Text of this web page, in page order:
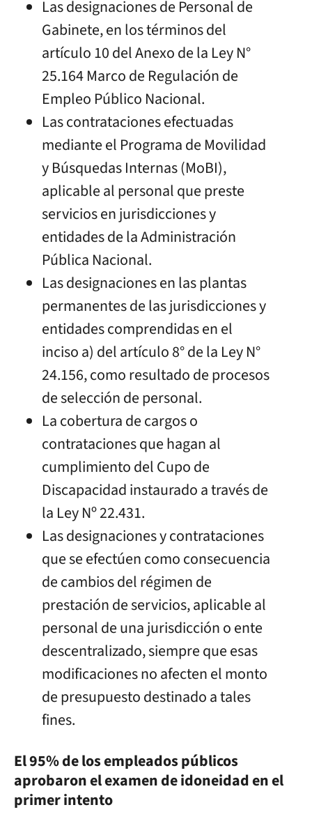
Las designaciones de Personal de
Gabinete, en los términos del
artículo 10 del Anexo de la Ley N°
25.164 Marco de Regulación de
Empleo Público Nacional.
Las contrataciones efectuadas
mediante el Programa de Movilidad
y Búsquedas Internas (MoBI),
aplicable al personal que preste
servicios en jurisdicciones y
entidades de la Administración
Pública Nacional.
Las designaciones en las plantas
permanentes de las jurisdicciones y
entidades comprendidas en el
inciso a) del artículo 8° de la Ley N°
24.156, como resultado de procesos
de selección de personal.
La cobertura de cargos o
contrataciones que hagan al
cumplimiento del Cupo de
Discapacidad instaurado a través de
la Ley Nº 22.431.
Las designaciones y contrataciones
que se efectúen como consecuencia
de cambios del régimen de
prestación de servicios, aplicable al
personal de una jurisdicción o ente
descentralizado, siempre que esas
modificaciones no afecten el monto
de presupuesto destinado a tales
fines.
El 95% de los empleados públicos
aprobaron el examen de idoneidad en el
primer intento